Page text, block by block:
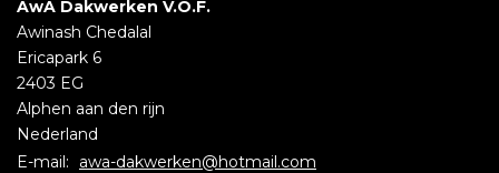
AwA Dakwerken V.O.F.
Awinash Chedalal
Ericapark 6
2403 EG
Alphen aan den rijn
Nederland
E-mail:
awa-dakwerken@hotmail.com